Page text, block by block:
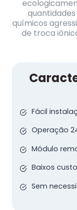
químicos
de troca
Fácil
Operação
Módulo
Baixos
Sem